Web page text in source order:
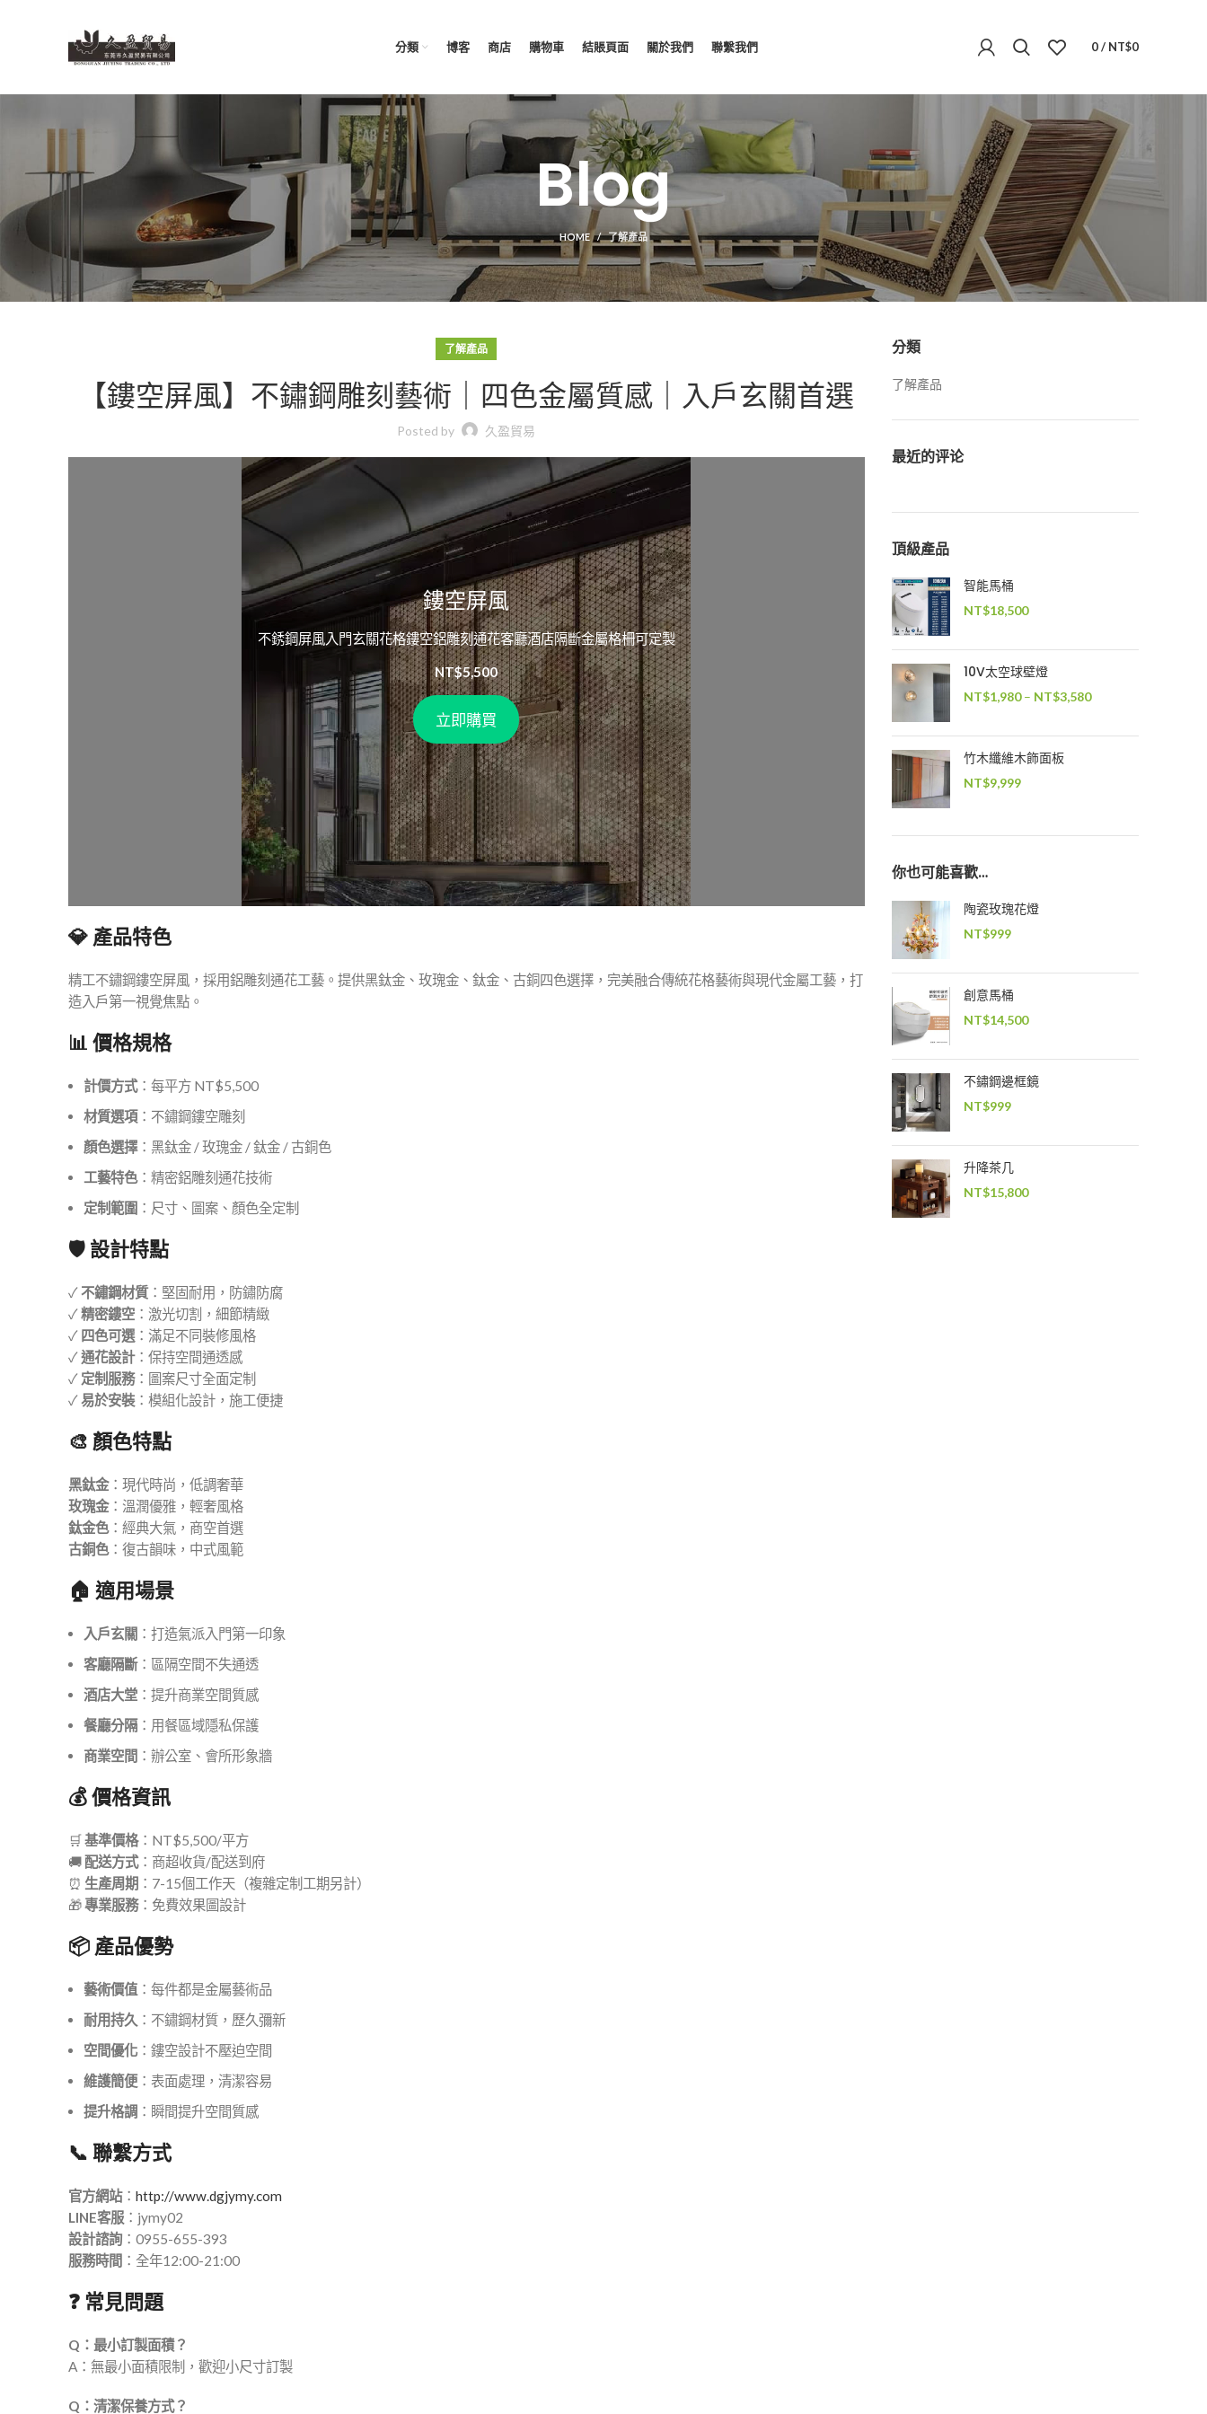
分類 博客 商店 購物車 結賬頁面 關於我們 聯繫我們 0/ NT$0
Blog
HOME 了解產品
了解產品
【鏤空屏風】不鏽鋼雕刻藝術｜四色金屬質感｜入戶玄關首選
Posted by 久盈貿易
鏤空屏風
不銹鋼屏風入門玄關花格鏤空鋁雕刻通花客廳酒店隔斷金屬格柵可定製
NT$5,500
立即購買
💎 產品特色
精工不鏽鋼鏤空屏風，採用鋁雕刻通花工藝。提供黑鈦金、玫瑰金、鈦金、古銅四色選擇，完美融合傳統花格藝術與現代金屬工藝，打
造入戶第一視覺焦點。
📊 價格規格
計價方式：每平方 NT$5,500
材質選項：不鏽鋼鏤空雕刻
顏色選擇：黑鈦金 / 玫瑰金 / 鈦金 / 古銅色
工藝特色：精密鋁雕刻通花技術
定制範圍 ：尺寸、圖案、顏色全定制
🛡️ 設計特點
✓ 不鏽鋼材質：堅固耐用，防鏽防腐
✓精密鏤空 ：激光切割，細節精緻
✓ 四色可選：滿足不同裝修風格
✓通花設計：保持空間通透感
✓ 定制服務：圖案尺寸全面定制
✓易於安裝：模組化設計，施工便捷
🎨 顏色特點
黑鈦金：現代時尚，低調奢華
玫瑰金：溫潤優雅，輕奢風格
鈦金色：經典大氣，商空首選
古銅色：復古韻味，中式風範
🏠 適用場景
入戶玄關 ：打造氣派入門第一印象
客廳隔斷：區隔空間不失通透
酒店大堂 ：提升商業空間質感
餐廳分隔：用餐區域隱私保護
商業空間 ：辦公室、會所形象牆
💰 價格資訊
🛒基準價格：NT$5,500/平方
🚚配送方式：商超收貨/配送到府
⏰ 生產周期 ：7-15個工作天（複雜定制工期另計）
🎁專業服務：免費效果圖設計
📦 產品優勢
藝術價值 ：每件都是金屬藝術品
耐用持久 ：不鏽鋼材質，歷久彌新
空間優化 ：鏤空設計不壓迫空間
維護簡便：表面處理，清潔容易
提升格調 ：瞬間提升空間質感
📞 聯繫方式
官方網站： http://www.dgjymy.com
LINE客服 ：jymy02
設計諮詢 ：0955-655-393
服務時間 ：全年12:00-21:00
❓ 常見問題
Q：最小訂製面積？
A：無最小面積限制，歡迎小尺寸訂製
Q：清潔保養方式？
分類
了解產品
最近的评论
頂級產品
智能馬桶
NT$18,500
10V太空球壁燈
NT$1,980 – NT$3,580
竹木纖維木飾面板
NT$9,999
你也可能喜歡…
陶瓷玫瑰花燈
NT$999
創意馬桶
NT$14,500
不鏽鋼邊框鏡
NT$999
升降茶几
NT$15,800
Start typing to see products you are looking for.